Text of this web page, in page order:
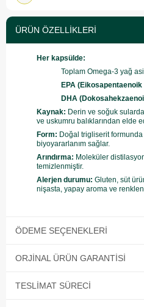
ÜRÜN ÖZELLIKLERI
Her kapsülde:
Toplam Omega-3 yağ
EPA
DHA
Kaynak: Derin ve soğuk
ve uskumru balıklarından elde
Form: Doğal trigliserit
biyoyararlanım sağlar.
Arındırma: Moleküler
temizlenmiştir.
Alerjen durumu: Gluten, süt
nişasta, yapay aroma ve
ÖDEME SEÇENEKLERI
ORJINAL ÜRÜN GARANTISI
TESLIMAT SÜRECI